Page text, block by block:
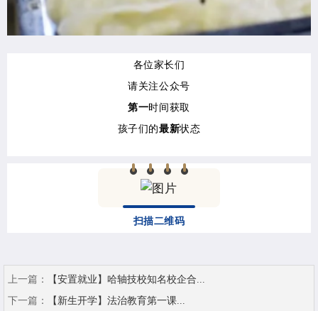
各位家长们
请关注公众号
第一时间获取
孩子们的最新状态
扫描二维码
上一篇：
【安置就业】哈轴技校知名校企合...
下一篇：
【新生开学】法治教育第一课...